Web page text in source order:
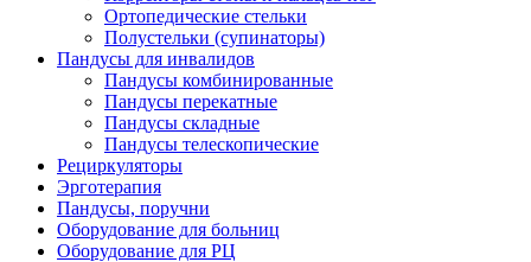
Ортопедические стельки
Полустельки (супинаторы)
Пандусы для инвалидов
Пандусы комбинированные
Пандусы перекатные
Пандусы складные
Пандусы телескопические
Рециркуляторы
Эрготерапия
Пандусы, поручни
Оборудование для больниц
Оборудование для РЦ